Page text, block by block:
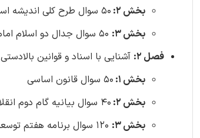
بخش 2:
50 سوال طرح کلی اندیشه اسلامی در قرآن
بخش 3:
فصل 2:
آشنایی با اسناد و قوانین بالادستی
بخش 1:
50 سوال قانون اساسی
بخش 2:
40 سوال بیانیه گام دوم انقلاب
بخش 3: